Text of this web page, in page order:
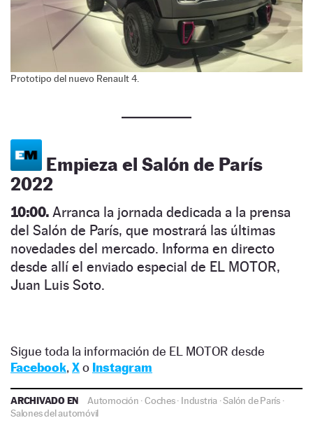
Prototipo del nuevo Renault 4.
Empieza el Salón de París
2022
10:00. Arranca la jornada dedicada a la prensa
del Salón de París, que mostrará las últimas
novedades del mercado. Informa en directo
desde allí el enviado especial de EL MOTOR,
Juan Luis Soto.
Sigue toda la información de EL MOTOR desde
Facebook, Xo Instagram
ARCHIVADO EN Automoción ·Coches· Industria·Salón de París ·
Salones del automóvil